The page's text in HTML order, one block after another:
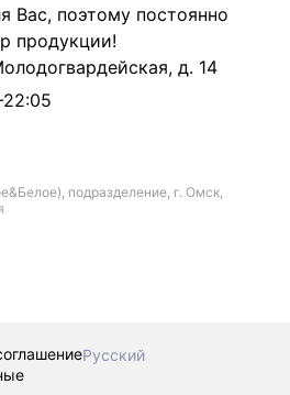
Вас, поэтому постоянно
продукции!
д. 14
подразделение, г. Омск,
Русский